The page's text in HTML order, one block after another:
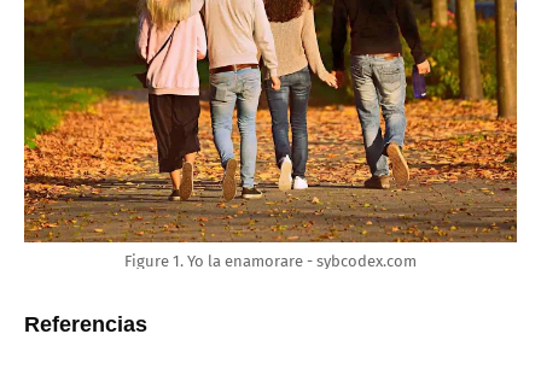
Figure 1. Yo la enamorare - sybcodex.com
Referencias